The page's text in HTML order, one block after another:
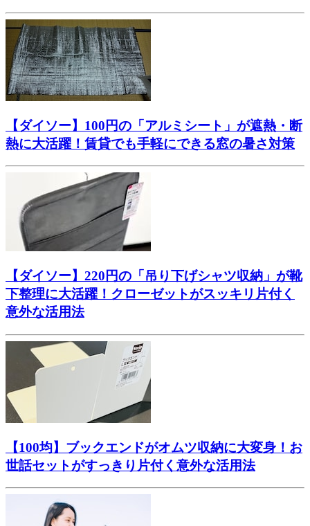
【ダイソー】100円の「アルミシート」が遮熱・断
熱に大活躍！賃貸でも手軽にできる窓の暑さ対策
【ダイソー】220円の「吊り下げシャツ収納」が靴
下整理に大活躍！クローゼットがスッキリ片付く
意外な活用法
【100均】ブックエンドがオムツ収納に大変身！お
世話セットがすっきり片付く意外な活用法